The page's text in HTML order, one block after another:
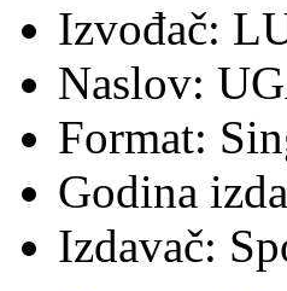
Izvođač:
Naslov:
Format:
Godina
Izdavač: